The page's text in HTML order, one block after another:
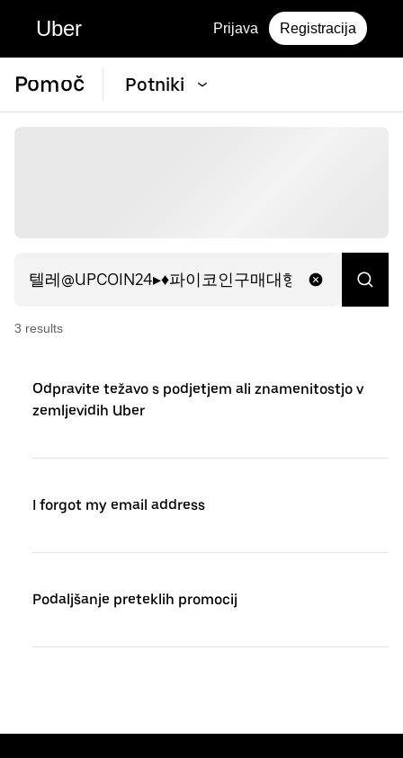
Uber Prijava Registracija
Pomoč Potniki
3 results
Odpravite težavo s podjetjem ali znamenitostjo v
zemljevidih Uber
I forgot my email address
Podaljšanje preteklih promocij